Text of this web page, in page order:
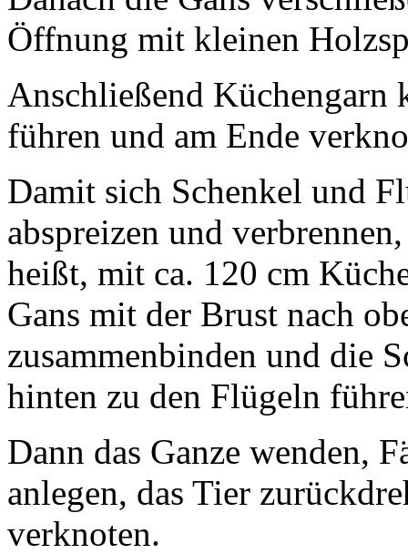
Öffnung mit kleinen
Anschließend Küchengarn
führen und am Ende
Damit sich Schenkel und
abspreizen und
heißt, mit ca. 120 cm
Gans mit der Brust nach
zusammenbinden und die
hinten zu den Flügeln
Dann das Ganze wenden,
anlegen, das Tier
verknoten.